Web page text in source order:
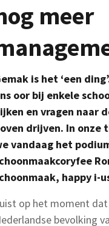
meer
is het ‘een
oor bij enkele
en vragen naar
drijven. In onze
vandaag het
happy i-
op het moment dat
bevolking